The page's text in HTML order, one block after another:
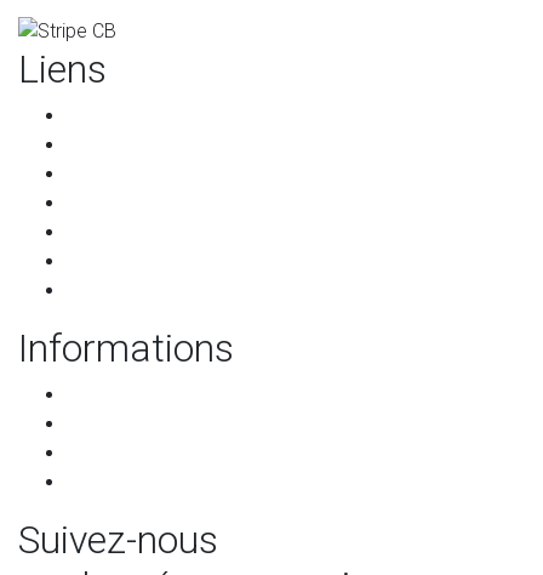
Liens
Informations
Suivez-nous